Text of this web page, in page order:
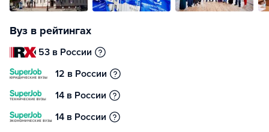
Вуз в рейтингах
53 в России
12 в России
14 в России
14 в России